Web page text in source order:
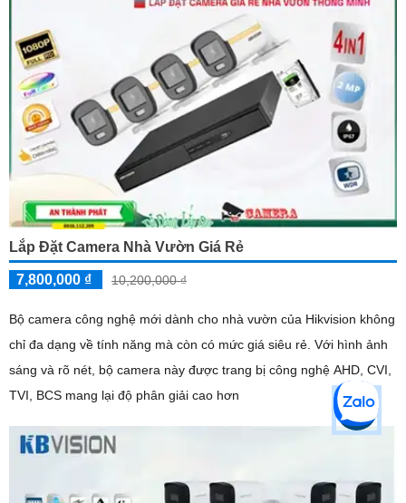
Lắp Đặt Camera Nhà Vườn Giá Rẻ
7,800,000 ₫ 10,200,000 ₫
Bộ camera công nghệ mới dành cho nhà vườn của Hikvision không
chỉ đa dạng về tính năng mà còn có mức giá siêu rẻ. Với hình ảnh
sáng và rõ nét, bộ camera này được trang bị công nghệ AHD, CVI,
TVI, BCS mang lại độ phân giải cao hơn